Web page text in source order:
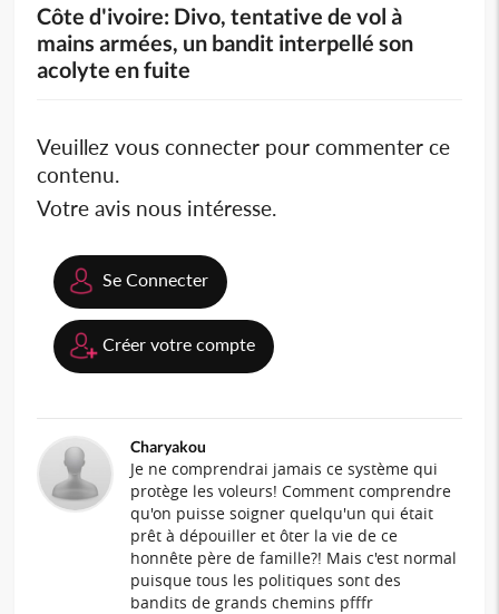
Côte d'ivoire: Divo, tentative de vol à
mains armées, un bandit interpellé son
acolyte en fuite
Veuillez vous connecter pour commenter ce
contenu.
Votre avis nous intéresse.
Se Connecter
Créer votre compte
Charyakou
Je ne comprendrai jamais ce système qui
protège les voleurs! Comment comprendre
qu'on puisse soigner quelqu'un qui était
prêt à dépouiller et ôter la vie de ce
honnête père de famille?! Mais c'est normal
puisque tous les politiques sont des
bandits de grands chemins pfffr